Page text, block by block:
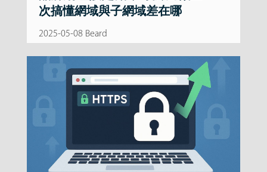
次搞懂網域與子網域差在哪
2025-05-08 Beard